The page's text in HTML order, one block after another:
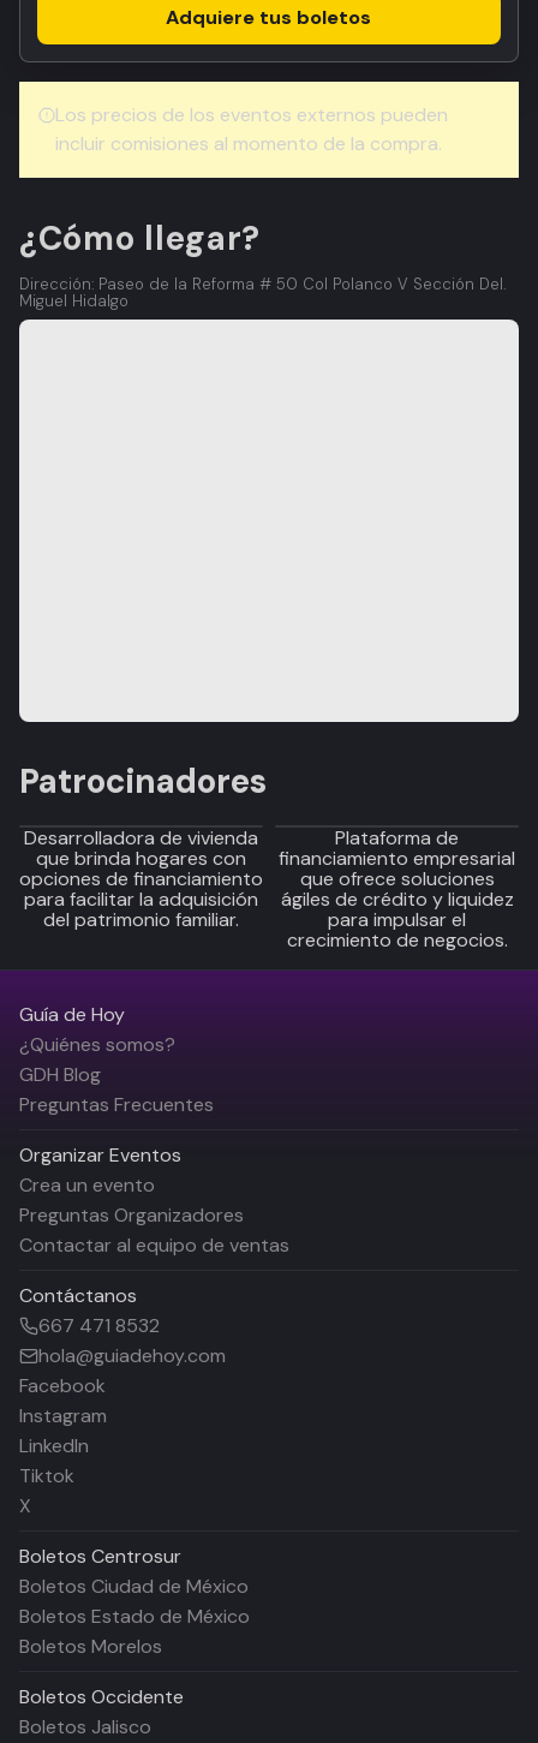
Adquiere tus boletos
Los precios de los eventos externos pueden
incluir comisiones al momento de la compra.
¿Cómo llegar?
Dirección: Paseo de la Reforma # 50 Col Polanco V Sección Del.
Miguel Hidalgo
Patrocinadores
Desarrolladora de vivienda
que brinda hogares con
opciones de financiamiento
para facilitar la adquisición
del patrimonio familiar.
Plataforma de
financiamiento empresarial
que ofrece soluciones
ágiles de crédito y liquidez
para impulsar el
crecimiento de negocios.
Guía de Hoy
¿Quiénes somos?
GDH Blog
Preguntas Frecuentes
Organizar Eventos
Crea un evento
Preguntas Organizadores
Contactar al equipo de ventas
Contáctanos
667 471 8532
hola@guiadehoy.com
Facebook
Instagram
LinkedIn
Tiktok
X
Boletos Centrosur
Boletos Ciudad de México
Boletos Estado de México
Boletos Morelos
Boletos Occidente
Boletos Jalisco